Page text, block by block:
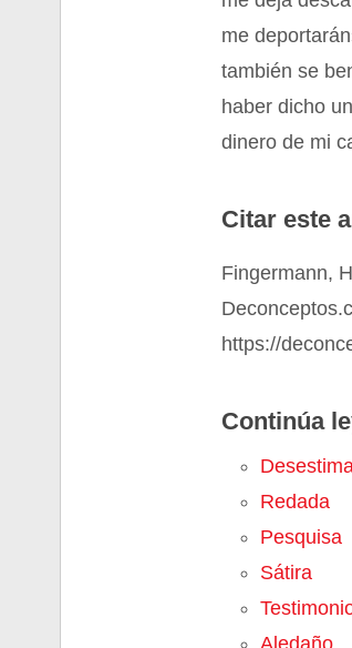
me
también se
haber dicho
dinero de mi
Citar este
Fingermann,
https://
Continúa
Redada
Pesquisa
Sátira
Aledaño